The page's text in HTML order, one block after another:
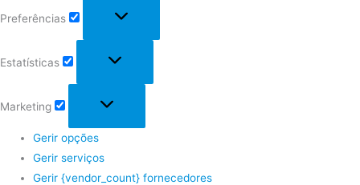
Preferências
Estatísticas
Marketing
Gerir opções
Gerir serviços
Gerir {vendor_count} fornecedores